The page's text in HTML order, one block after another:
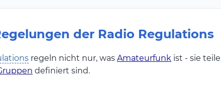
der Radio Regulations
regeln nicht nur, was Amateurfunk ist - sie
definiert sind.